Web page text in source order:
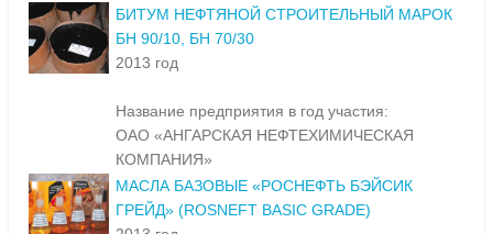
БИТУМ НЕФТЯНОЙ СТРОИТЕЛЬНЫЙ МАРОК
БН 90/10, БН 70/30
2013 год
Название предприятия в год участия:
ОАО «АНГАРСКАЯ НЕФТЕХИМИЧЕСКАЯ
КОМПАНИЯ»
МАСЛА БАЗОВЫЕ «РОСНЕФТЬ БЭЙСИК
ГРЕЙД» (ROSNEFT BASIC GRADE)